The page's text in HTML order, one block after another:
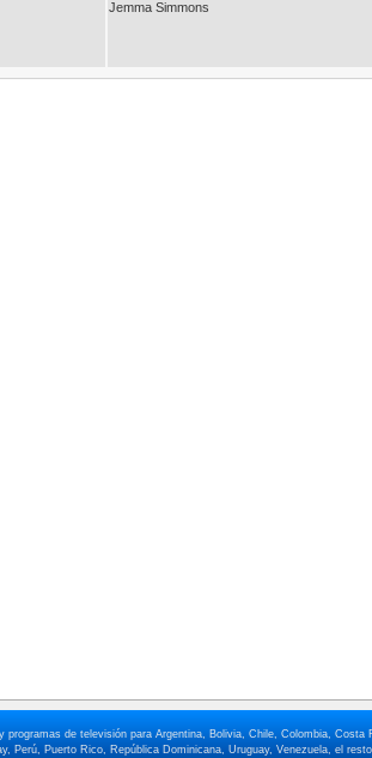
Jemma Simmons
de televisión para Argentina, Bolivia, Chile, Colombia,
Perú, Puerto Rico, República Dominicana, Uruguay, Venezuela, el